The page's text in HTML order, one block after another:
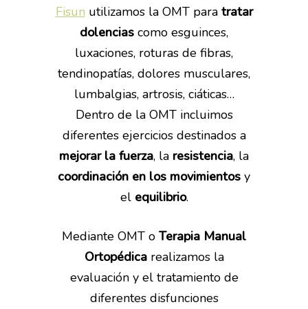
Fisun utilizamos la OMT para tratar
dolencias como esguinces,
luxaciones, roturas de fibras,
tendinopatías, dolores musculares,
lumbalgias, artrosis, ciáticas…
Dentro de la OMT incluimos
diferentes ejercicios destinados a
mejorar la fuerza, la resistencia, la
coordinación en los movimientos y
el equilibrio.
Mediante OMT o Terapia Manual
Ortopédicarealizamos la
evaluación y el tratamiento de
diferentes disfunciones